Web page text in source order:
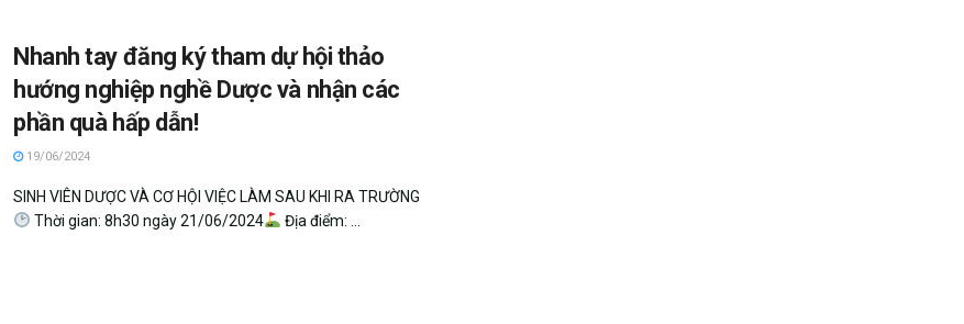
Nhanh tay đăng ký tham dự hội thảo
hướng nghiệp nghề Dược và nhận các
phần quà hấp dẫn!
19/06/2024
SINH VIÊN DƯỢC VÀ CƠ HỘI VIỆC LÀM SAU KHI RA TRƯỜNG
Thời gian: 8h30 ngày 21/06/2024
Địa điểm: ...